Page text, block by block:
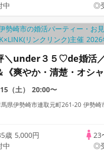
◎
＼under３５♡de婚活
《爽やか・清楚・オシ
い合いたい方
（土） 20:00〜
県伊勢崎市連取元町261-20 伊勢崎
歳 5,000円
23
◎